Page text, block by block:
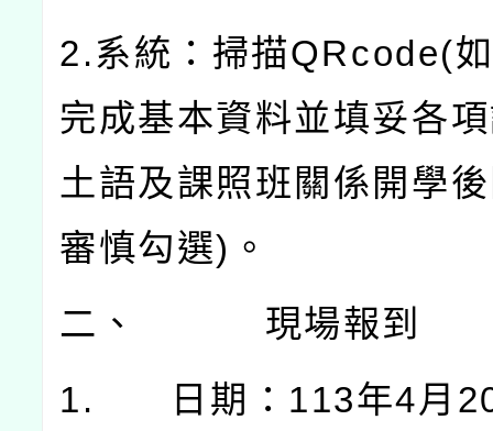
2.系統：掃描QRcode(
完成基本資料並填妥各
土語及課照班關係開學
審慎勾選) 。
二、
現場報到
1.
日期： 113年4月